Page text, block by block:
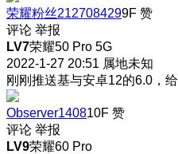
荣耀粉丝2127084299F 赞
评论 举报
LV7荣耀50 Pro 5G
2022-1-27 20:51 属地未知
刚刚推送基与安卓12的6.0，
Observer140810F 赞
评论 举报
LV9荣耀60 Pro